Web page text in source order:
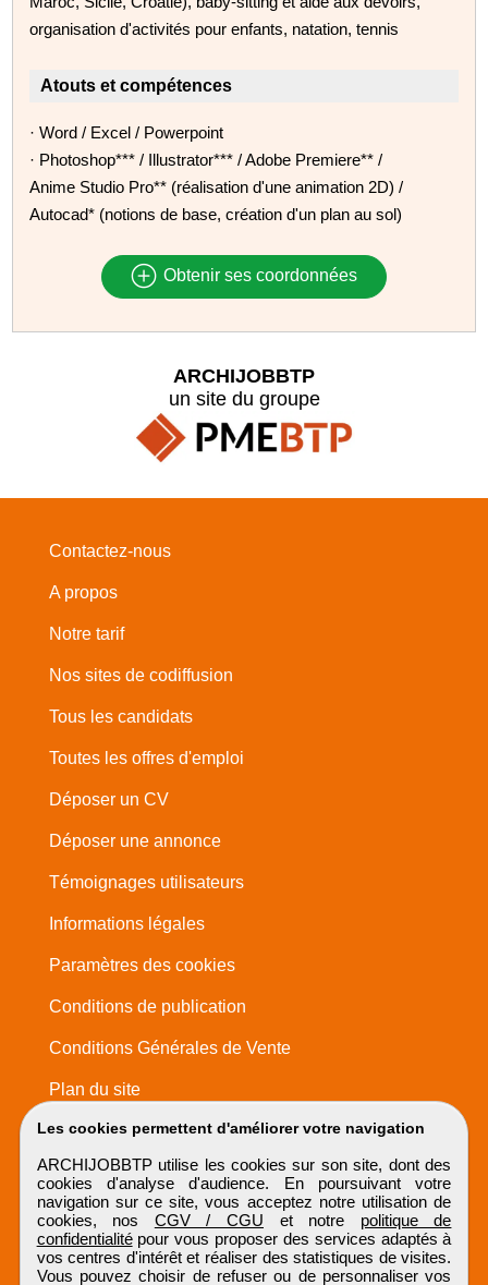
organisation d'activités pour enfants, natation, tennis
Atouts et compétences
· Word / Excel / Powerpoint
· Photoshop*** / Illustrator*** / Adobe Premiere** /
Anime Studio Pro** (réalisation d'une animation 2D) /
Autocad* (notions de base, création d'un plan au sol)
Obtenir ses coordonnées
Les cookies permettent d'améliorer votre navigation
ARCHIJOBBTP utilise les cookies sur son site, dont des
cookies d'analyse d'audience. En poursuivant votre
navigation sur ce site, vous acceptez notre utilisation de
cookies, nos CGV / CGU et notre politique de
confidentialitépour vous proposer des services adaptés à
vos centres d'intérêt et réaliser des statistiques de visites.
Vous pouvez choisir de refuser ou de personnaliser vos
ARCHIJOBBTP
un site du groupe
Contactez-nous
A propos
Notre tarif
Nos sites de codiffusion
Tous les candidats
Toutes les offres d'emploi
Déposer un CV
Déposer une annonce
Témoignages utilisateurs
Informations légales
Paramètres des cookies
Conditions de publication
Conditions Générales de Vente
Plan du site